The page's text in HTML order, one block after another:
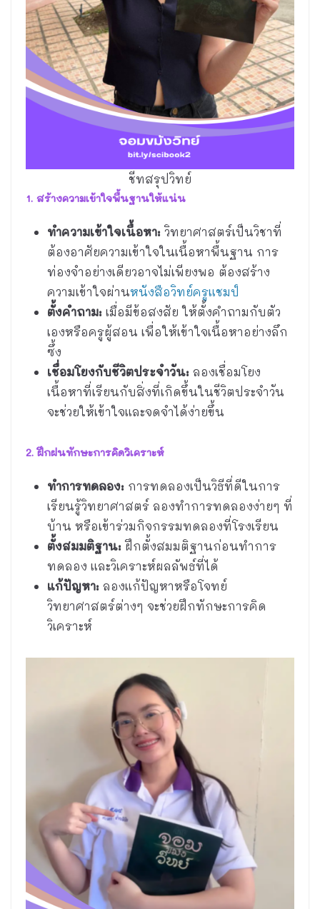
ชีทสรุปวิทย์
1. สร้างความเข้าใจพื้นฐานให้แน่น
ทำความเข้าใจเนื้อหา: วิทยาศาสตร์เป็นวิชาที่
ต้องอาศัยความเข้าใจในเนื้อหาพื้นฐาน การ
ท่องจำอย่างเดียวอาจไม่เพียงพอ ต้องสร้าง
ความเข้าใจผ่านหนังสือวิทย์ครูแชมป์
ตั้งคำถาม: เมื่อมีข้อสงสัย ให้ตั้งคำถามกับตัว
เองหรือครูผู้สอน เพื่อให้เข้าใจเนื้อหาอย่างลึก
ซึ้ง
เชื่อมโยงกับชีวิตประจำวัน: ลองเชื่อมโยง
เนื้อหาที่เรียนกับสิ่งที่เกิดขึ้นในชีวิตประจำวัน
จะช่วยให้เข้าใจและจดจำได้ง่ายขึ้น
2. ฝึกฝนทักษะการคิดวิเคราะห์
ทำการทดลอง: การทดลองเป็นวิธีที่ดีในการ
เรียนรู้วิทยาศาสตร์ ลองทำการทดลองง่ายๆ ที่
บ้าน หรือเข้าร่วมกิจกรรมทดลองที่โรงเรียน
ตั้งสมมติฐาน: ฝึกตั้งสมมติฐานก่อนทำการ
ทดลอง และวิเคราะห์ผลลัพธ์ที่ได้
แก้ปัญหา: ลองแก้ปัญหาหรือโจทย์
วิทยาศาสตร์ต่างๆ จะช่วยฝึกทักษะการคิด
วิเคราะห์